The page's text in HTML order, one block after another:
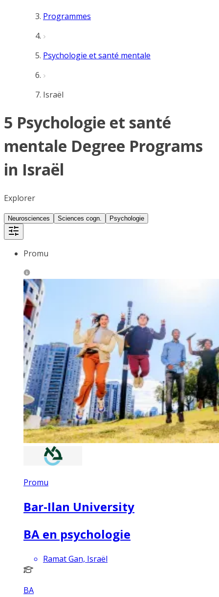
Programmes
Psychologie et santé mentale
Israël
5 Psychologie et santé
mentale Degree Programs
in Israël
Explorer
Neurosciences Sciences cogn. Psychologie
Promu
Promu
Bar-Ilan University
BA en psychologie
Ramat Gan, Israël
BA